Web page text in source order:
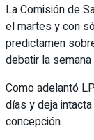
La Comisión de
el martes y con
predictamen
debatir la semana
Como adelantó
días y deja
concepción.